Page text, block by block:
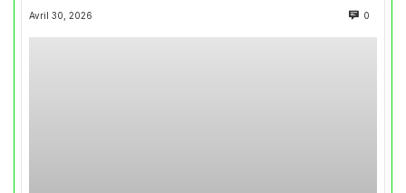
Avril 30, 2026 0